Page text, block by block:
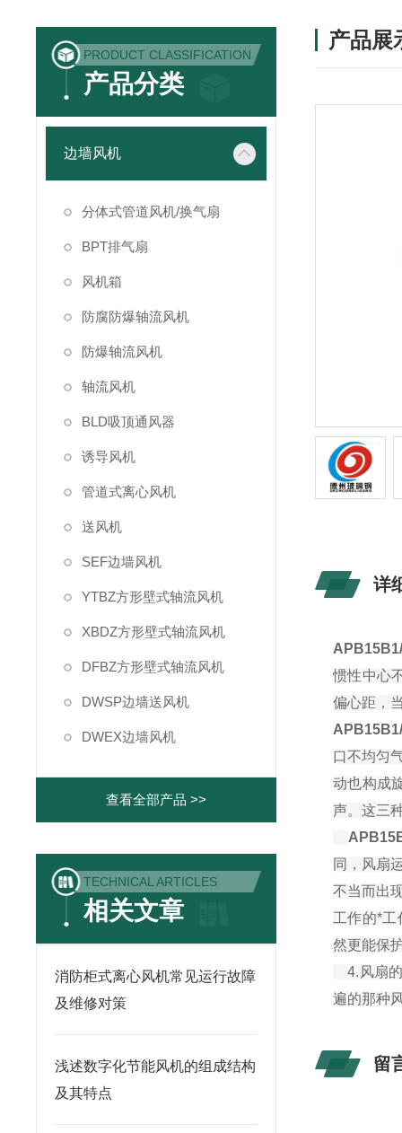
PRODUCT CLASSIFICATION
产品分类
边墙风机
分体式管道风机/换气扇
BPT排气扇
风机箱
防腐防爆轴流风机
防爆轴流风机
轴流风机
BLD吸顶通风器
诱导风机
管道式离心风机
送风机
SEF边墙风机
YTBZ方形壁式轴流风机
XBDZ方形壁式轴流风机
DFBZ方形壁式轴流风机
DWSP边墙送风机
DWEX边墙风机
查看全部产品 >>
TECHNICAL ARTICLES
相关文章
消防柜式离心风机常见运行故障
及维修对策
浅述数字化节能风机的组成结构
及其特点
产品展
详
惯性中心
偏心距，
口不均匀
动也构成
声。这三
同，风扇
不当而出
工作的*工
然更能保
4.风扇的
遍的那种
留